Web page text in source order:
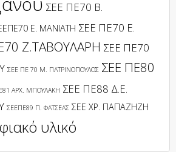
ΣΕΕ ΠΕ70 Β.
Ε. ΜΑΝΙΑΤΗ ΣΕΕ ΠΕ70 Ε.
Ζ.ΤΑΒΟΥΛΑΡΗ ΣΕΕ ΠΕ70
ΣΕΕ ΠΕ 70 Μ. ΠΑΤΡΙΝΟΠΟΥΛΟΣ ΣΕΕ ΠΕ80
ΑΡΧ. ΜΠΟΥΛΑΚΗ ΣΕΕ ΠΕ88 Δ.Ε.
ΣΕΕΠΕ89 Π. ΦΑΤΣΕΑΣ ΣΕΕ ΧΡ. ΠΑΠΑΖΗΖΗ
υλικό